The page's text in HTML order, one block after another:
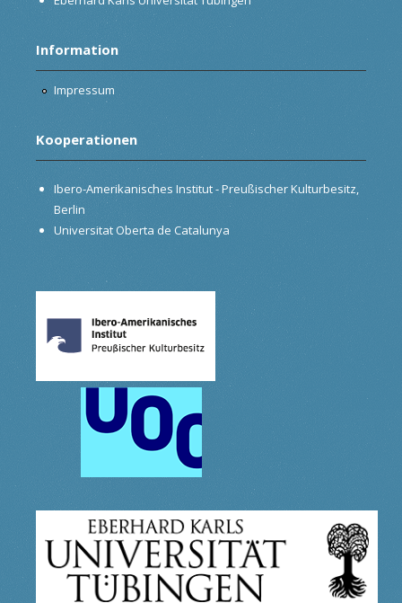
Information
Impressum
Kooperationen
Ibero-Amerikanisches Institut - Preußischer Kulturbesitz,
Berlin
Universitat Oberta de Catalunya